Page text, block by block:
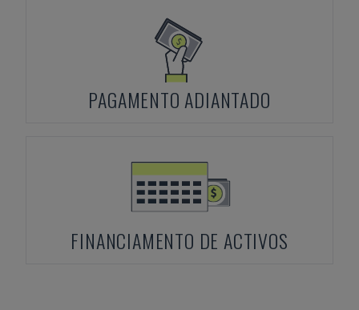
PAGAMENTO ADIANTADO
FINANCIAMENTO DE ACTIVOS